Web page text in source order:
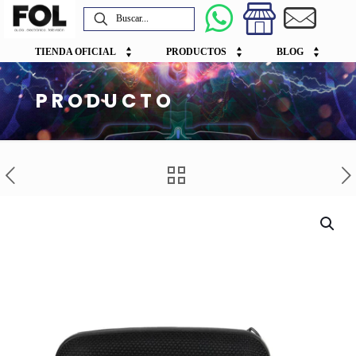
TIENDA OFICIAL PRODUCTOS BLOG
PRODUCTO